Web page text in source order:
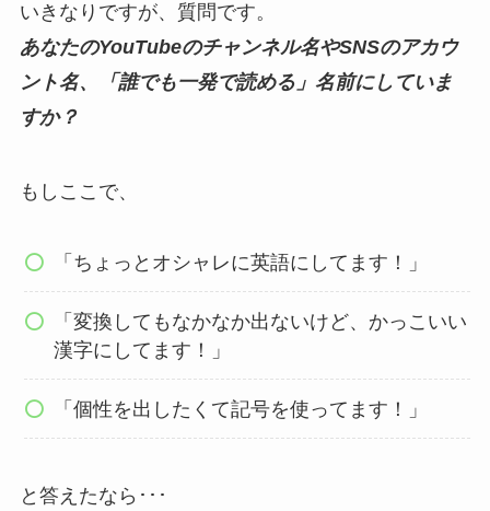
いきなりですが、質問です。
あなたのYouTubeのチャンネル名やSNSのアカウ
ント名、「誰でも一発で読める」名前にしていま
すか？
もしここで、
「ちょっとオシャレに英語にしてます！」
「変換してもなかなか出ないけど、かっこいい
漢字にしてます！」
「個性を出したくて記号を使ってます！」
と答えたなら･･･